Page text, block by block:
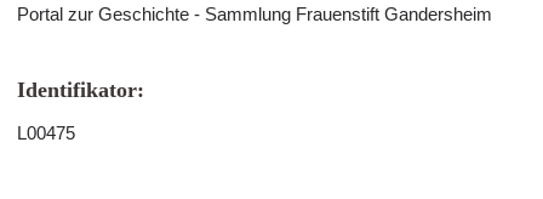
Portal zur Geschichte - Sammlung Frauenstift Gandersheim
Identifikator:
L00475